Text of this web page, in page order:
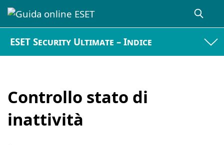
ESET Security Ultimate – Indice
Controllo stato di
inattività